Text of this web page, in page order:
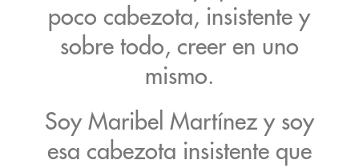
poco cabezota, insistente y
sobre todo, creer en uno
mismo.
Soy Maribel Martínez y soy
esa cabezota insistente que